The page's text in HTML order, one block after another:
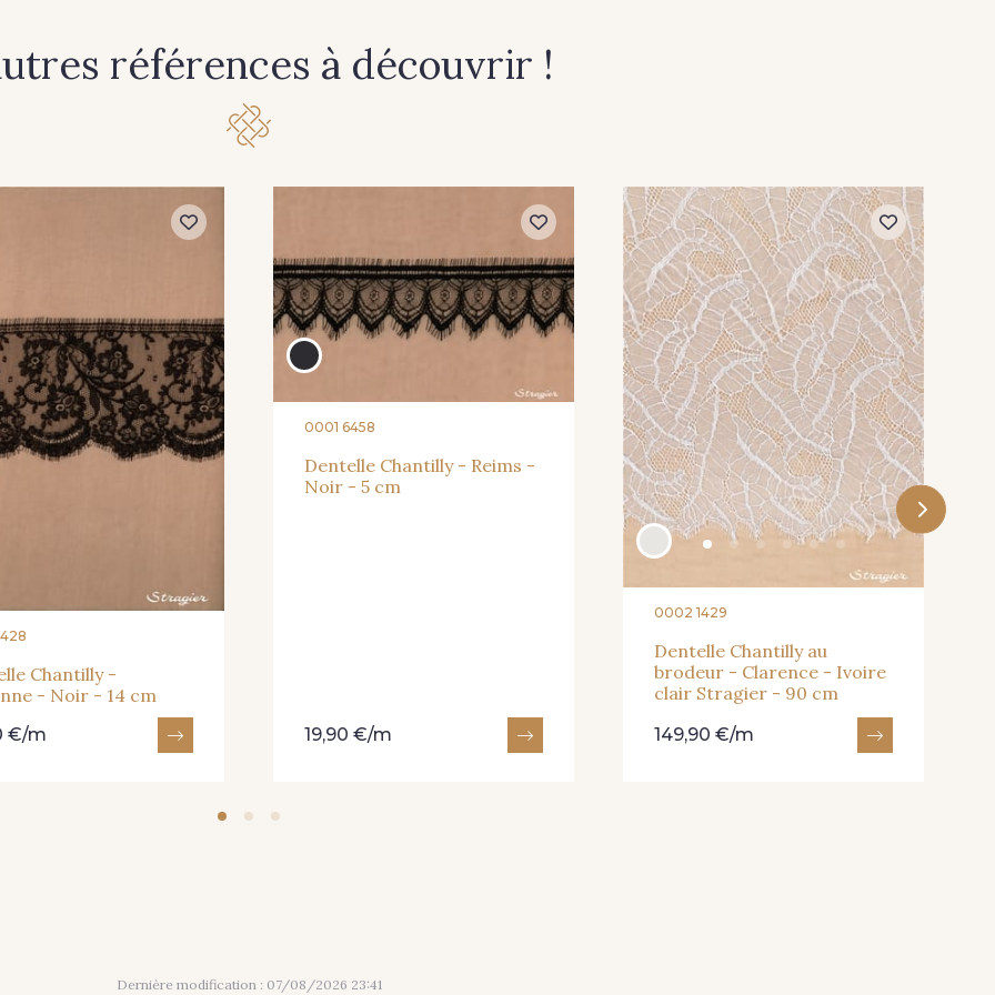
références à découvrir !
Chantilly -
- Noir - 14 cm
€/m
0001 6458
Dentelle Chantilly - Reims -
Noir - 5 cm
19,90 €/m
0002 1429
Dentelle Chantilly au
brodeur - Clarence - Ivoire
clair Stragier - 90 cm
149,90 €/m
Dernière modification : 07/08/2026 23:41